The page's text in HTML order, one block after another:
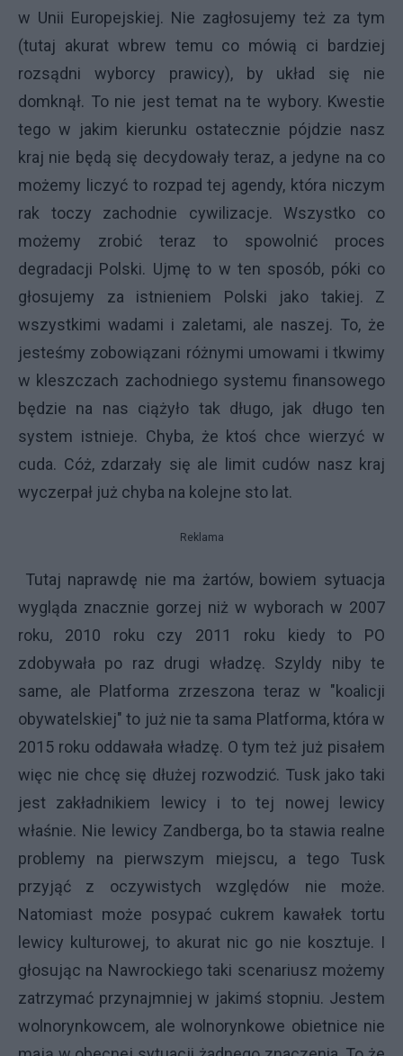
w Unii Europejskiej. Nie zagłosujemy też za tym
(tutaj akurat wbrew temu co mówią ci bardziej
rozsądni wyborcy prawicy), by układ się nie
domknął. To nie jest temat na te wybory. Kwestie
tego w jakim kierunku ostatecznie pójdzie nasz
kraj nie będą się decydowały teraz, a jedyne na co
możemy liczyć to rozpad tej agendy, która niczym
rak toczy zachodnie cywilizacje. Wszystko co
możemy zrobić teraz to spowolnić proces
degradacji Polski. Ujmę to w ten sposób, póki co
głosujemy za istnieniem Polski jako takiej. Z
wszystkimi wadami i zaletami, ale naszej. To, że
jesteśmy zobowiązani różnymi umowami i tkwimy
w kleszczach zachodniego systemu finansowego
będzie na nas ciążyło tak długo, jak długo ten
system istnieje. Chyba, że ktoś chce wierzyć w
cuda. Cóż, zdarzały się ale limit cudów nasz kraj
wyczerpał już chyba na kolejne sto lat.
Reklama
Tutaj naprawdę nie ma żartów, bowiem sytuacja
wygląda znacznie gorzej niż w wyborach w 2007
roku, 2010 roku czy 2011 roku kiedy to PO
zdobywała po raz drugi władzę. Szyldy niby te
same, ale Platforma zrzeszona teraz w "koalicji
obywatelskiej" to już nie ta sama Platforma, która w
2015 roku oddawała władzę. O tym też już pisałem
więc nie chcę się dłużej rozwodzić. Tusk jako taki
jest zakładnikiem lewicy i to tej nowej lewicy
właśnie. Nie lewicy Zandberga, bo ta stawia realne
problemy na pierwszym miejscu, a tego Tusk
przyjąć z oczywistych względów nie może.
Natomiast może posypać cukrem kawałek tortu
lewicy kulturowej, to akurat nic go nie kosztuje. I
głosując na Nawrockiego taki scenariusz możemy
zatrzymać przynajmniej w jakimś stopniu. Jestem
wolnorynkowcem, ale wolnorynkowe obietnice nie